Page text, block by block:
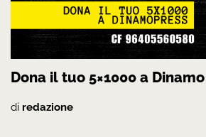
Dona il tuo 5×1000 a
di redazione